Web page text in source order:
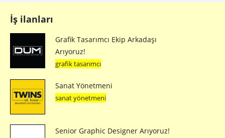
İş ilanları
Grafik Tasarımcı Ekip Arkadaşı
Arıyoruz!
grafik tasarımcı
Sanat Yönetmeni
sanat yönetmeni
Senior Graphic Designer Arıyoruz!